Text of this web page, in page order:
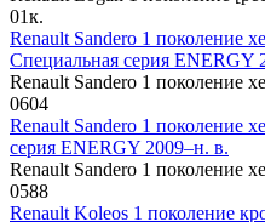
01к.
Renault Sandero 1 поколение
Специальная серия ENERGY
Renault Sandero 1 поколение
0604
Renault Sandero 1 поколение
серия ENERGY 2009–н. в.
Renault Sandero 1 поколение
0588
Renault Koleos 1 поколение